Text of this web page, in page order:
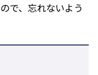
で、忘れないよう